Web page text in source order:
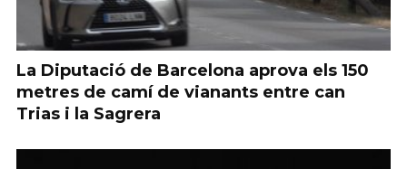
La Diputació de Barcelona aprova els 150
metres de camí de vianants entre can
Trias i la Sagrera